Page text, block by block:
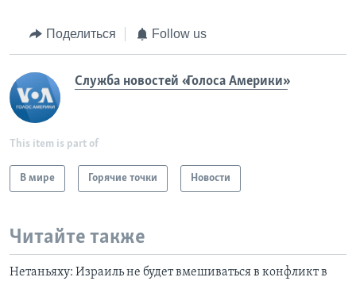
Поделиться Follow us
Служба новостей «Голоса Америки»
This item is part of
В мире Горячие точки Новости
Читайте также
Нетаньяху: Израиль не будет вмешиваться в конфликт в